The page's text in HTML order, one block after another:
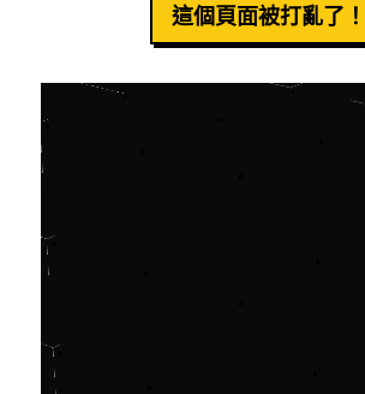
這個頁面被打亂了！